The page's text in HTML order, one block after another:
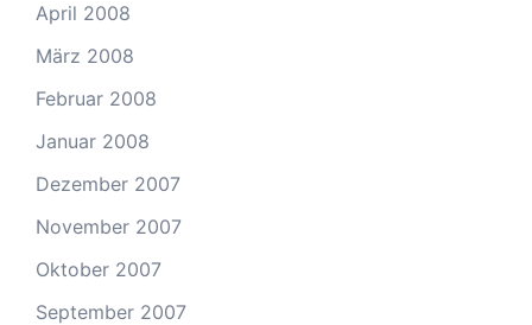
April 2008
März 2008
Februar 2008
Januar 2008
Dezember 2007
November 2007
Oktober 2007
September 2007